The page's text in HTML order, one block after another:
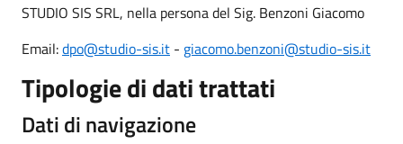
STUDIO SIS SRL, nella persona del Sig. Benzoni Giacomo
Email:dpo@studio-sis.it - giacomo.benzoni@studio-sis.it
Tipologie di dati trattati
Dati di navigazione